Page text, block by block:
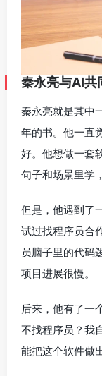
秦永亮与AI共
秦永亮就是其中
年的书。他一直
好。他想做一套
句子和场景里学
但是，他遇到了
试过找程序员合
员脑子里的代码
项目进展很慢。
后来，他有了一
不找程序员？我
能把这个软件做